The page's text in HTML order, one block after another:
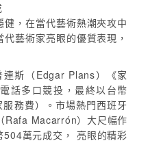
，在當代藝術熱潮夾攻中
藝術家亮眼的優質表現，
斯（Edgar Plans）《家
話多口競投，最終以台幣
務費）。市場熱門西班牙
Rafa Macarrón）大尺幅作
萬元成交， 亮眼的精彩